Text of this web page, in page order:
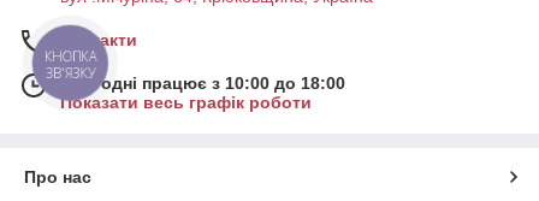
Контакти
Сьогодні працює з 10:00 до 18:00
Показати весь графік роботи
Про нас
КНОПКА
ЗВ'ЯЗКУ